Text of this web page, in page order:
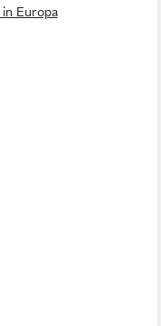
Europa